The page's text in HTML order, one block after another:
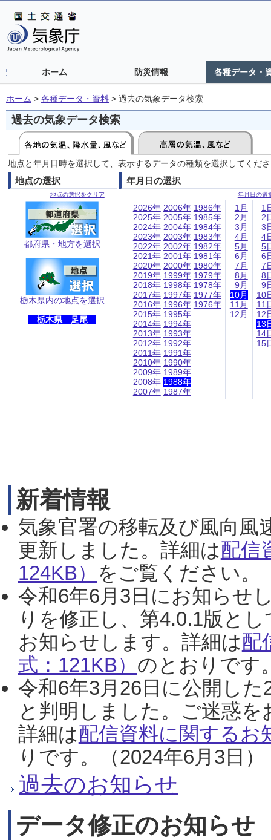
ホーム 防災情報 各種データ・
ホーム > 各種データ・資料 > 過去の気象データ検索
過去の気象データ検索
地点と年月日時を選択して、表示するデータの種類を選択してくだ
地点の選択
地点の選択をクリア
都府県・地方を選択
栃木県内の地点を選択
栃木県 足尾
年月日の選択
年月日の選
2026年
2025年
2024年
2023年
2022年
2021年
2020年
2019年
2018年
2017年
2016年
2015年
2014年
2013年
2012年
2011年
2010年
2009年
2008年
2007年
2006年
2005年
2004年
2003年
2002年
2001年
2000年
1999年
1998年
1997年
1996年
1995年
1994年
1993年
1992年
1991年
1990年
1989年
1988年
1987年
1986年
1985年
1984年
1983年
1982年
1981年
1980年
1979年
1978年
1977年
1976年
1月
2月
3月
4月
5月
6月
7月
8月
9月
10月
11月
12月
1
2
3
4
5
6
7
8
9
10
11
12
13
14
15
新着情報
気象官署の移転及び風向風
更新しました。詳細は配信
124KB） をご覧ください。
令和6年6月3日にお知らせ
りを修正し、第4.0.1版と
お知らせします。詳細は配
式：121KB） のとおりです
令和6年3月26日に公開し
と判明しました。ご迷惑
詳細は配信資料に関するお
りです。（2024年6月3日）
過去のお知らせ
データ修正のお知らせ